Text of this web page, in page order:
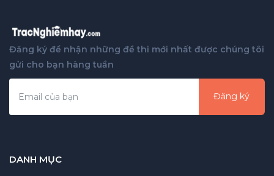
Đăng ký để nhận những đề thi mới nhất được chúng tôi
gửi cho bạn hàng tuần
Đăng ký
DANH MỤC